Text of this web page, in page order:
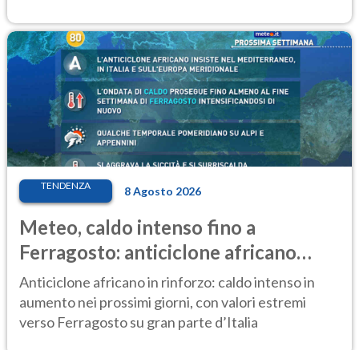
TENDENZA 8 Agosto 2026
Meteo, caldo intenso fino a
Ferragosto: anticiclone africano
ancora protagonista
Anticiclone africano in rinforzo: caldo intenso in
aumento nei prossimi giorni, con valori estremi
verso Ferragosto su gran parte d’Italia